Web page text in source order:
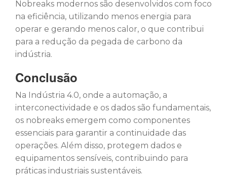
Nobreaks modernos são desenvolvidos com foco
na eficiência, utilizando menos energia para
operar e gerando menos calor, o que contribui
para a redução da pegada de carbono da
indústria.
Conclusão
Na Indústria 4.0, onde a automação, a
interconectividade e os dados são fundamentais,
os nobreaks emergem como componentes
essenciais para garantir a continuidade das
operações. Além disso, protegem dados e
equipamentos sensíveis, contribuindo para
práticas industriais sustentáveis.